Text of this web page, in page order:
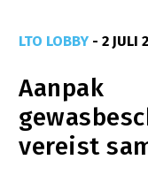
Goed eten
Mooi groen
Sterk
LTO LOBBY - 2 JULI
Aanpak
vereist